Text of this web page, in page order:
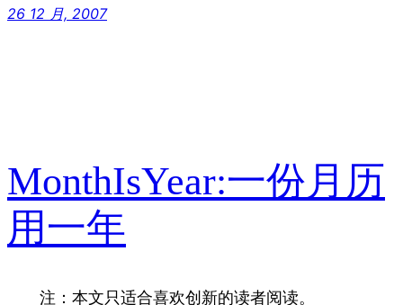
26 12 月, 2007
MonthIsYear:一份月历
用一年
注：本文只适合喜欢创新的读者阅读。